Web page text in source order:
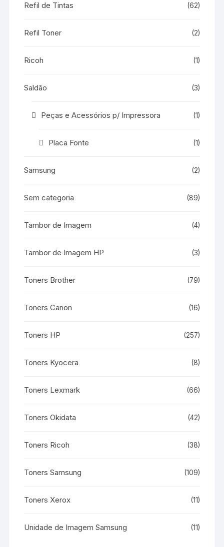
Refil de Tintas (62)
Refil Toner (2)
Ricoh (1)
Saldão (3)
Peças e Acessórios p/ Impressora (1)
Placa Fonte (1)
Samsung (2)
Sem categoria (89)
Tambor de Imagem (4)
Tambor de Imagem HP (3)
Toners Brother (79)
Toners Canon (16)
Toners HP (257)
Toners Kyocera (8)
Toners Lexmark (66)
Toners Okidata (42)
Toners Ricoh (38)
Toners Samsung (109)
Toners Xerox (11)
Unidade de Imagem Samsung (11)